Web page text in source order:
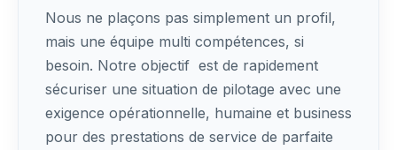
Nous ne plaçons pas simplement un profil,
mais une équipe multi compétences, si
besoin. Notre objectif est de rapidement
sécuriser une situation de pilotage avec une
exigence opérationnelle, humaine et business
pour des prestations de service de parfaite